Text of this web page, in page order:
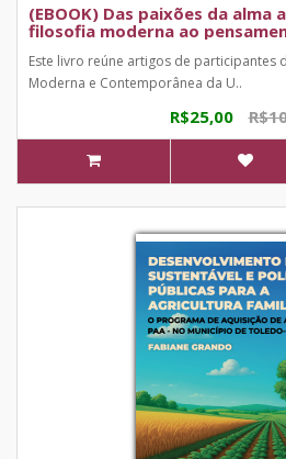
(EBOOK) Das paixões da alma
filosofia moderna ao
Este livro reúne artigos de participantes
Moderna e Contemporânea da U..
R$25,00